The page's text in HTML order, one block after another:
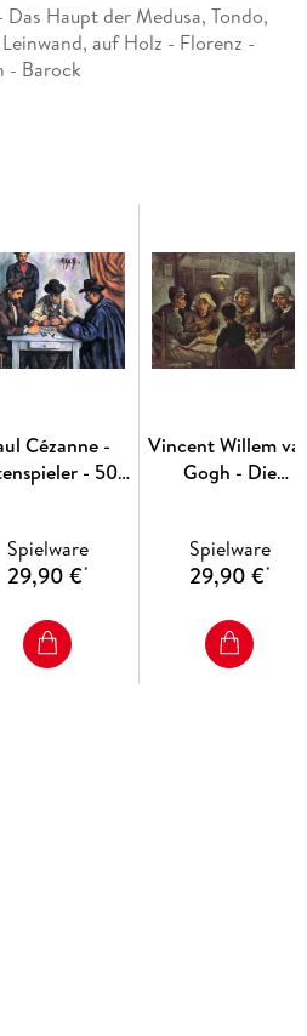
Haupt der Medusa, Tondo,
auf Holz - Florenz -
- Barock
Cézanne -
- 500
Spielware
29,90 €*
Vincent Willem
Gogh - Die
Spielware
29,90 €*